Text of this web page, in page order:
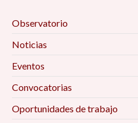
Observatorio
Noticias
Eventos
Convocatorias
Oportunidades de trabajo